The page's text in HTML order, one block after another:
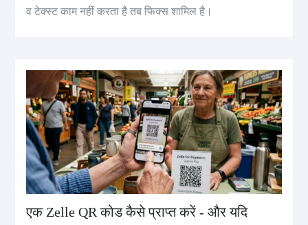
व टेक्स्ट काम नहीं करता है तब फिक्स शामिल है।
एक Zelle QR कोड कैसे प्राप्त करें - और यदि